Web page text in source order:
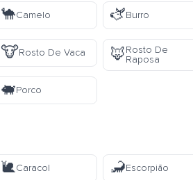
🐪Camelo 🫏Burro
🐮Rosto De Vaca 🦊Rosto De
Raposa
🐖Porco
🐌Caracol 🦂Escorpião